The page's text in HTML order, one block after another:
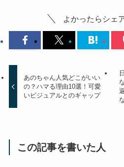
よかったらシェ
あのちゃん人気どこがいい
の？ハマる理由10選！可愛
いビジュアルとのギャップ
この記事を書いた人